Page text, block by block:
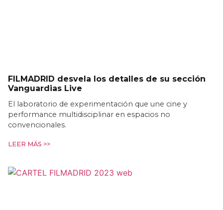
FILMADRID desvela los detalles de su sección
Vanguardias Live
El laboratorio de experimentación que une cine y
performance multidisciplinar en espacios no
convencionales.
LEER MÁS >>